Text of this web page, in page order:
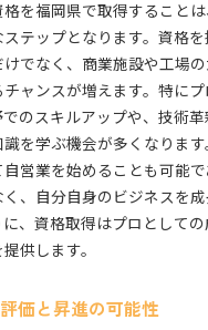
を福岡県で取得すること
テップとなります。資格
でなく、商業施設や工場
ャンスが増えます。特に
のスキルアップや、技術
識を学ぶ機会が多くなりま
自営業を始めることも可能
、自分自身のビジネスを
、資格取得はプロとして
供します。
価と昇進の可能性